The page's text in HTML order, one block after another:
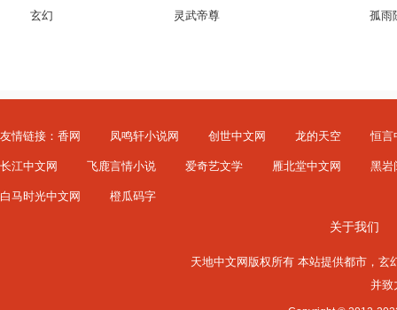
玄幻 灵武帝尊 孤雨
友情链接： 香网 凤鸣轩小说网 创世中文网 龙的天空 恒言
长江中文网 飞鹿言情小说 爱奇艺文学 雁北堂中文网 黑岩
白马时光中文网 橙瓜码字
关于我们
天地中文网版权所有 本站提供都市， 玄
并致